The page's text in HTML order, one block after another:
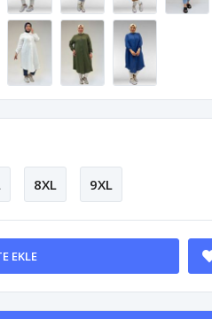
8XL 9XL
EKLE